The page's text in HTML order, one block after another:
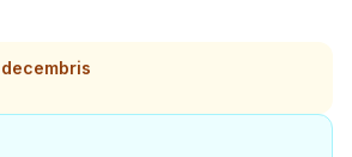
decembris